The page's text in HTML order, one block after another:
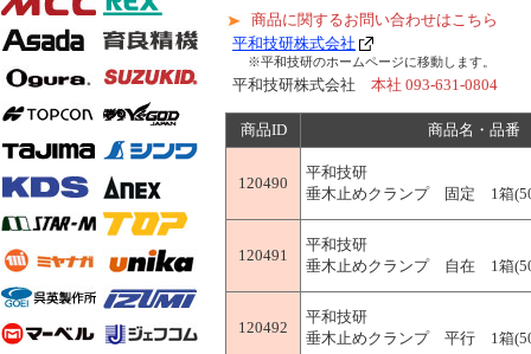
商品に関するお問い合わせはこちら
平和技研株式会社
※平和技研のホームページに移動します。
平和技研株式会社 本社 093-631-0804
商品ID 商品名・品番
120490
平和技研
垂木止めクランプ 固定 1箱
120491
平和技研
垂木止めクランプ 自在 1箱
120492
平和技研
垂木止めクランプ 平行 1箱